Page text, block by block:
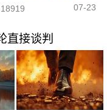
18919 07-23
直接谈判